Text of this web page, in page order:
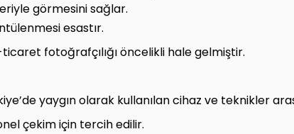
görmesini sağlar.
esastır.
fotoğrafçılığı öncelikli hale gelmiştir.
yaygın olarak kullanılan cihaz ve teknikler
çekim için tercih edilir.